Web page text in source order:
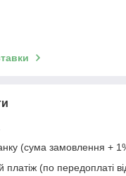
(сума замовлення + 1%
платіж (по передоплаті